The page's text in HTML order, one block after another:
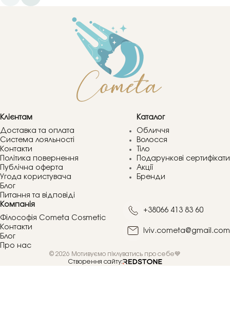
Клієнтам
Доставка та оплата
Система лояльності
Контакти
Політика повернення
Публічна оферта
Угода користувача
Блог
Питання та відповіді
Каталог
Обличчя
Волосся
Тіло
Подарункові сертифікати
Акції
Бренди
Компанія
Філософія Cometa Cosmetic
Контакти
Блог
Про нас
+38066 413 83 60
lviv.cometa@gmail.com
© 2026 Мотивуємо піклуватись про себе💙
Створення сайту: